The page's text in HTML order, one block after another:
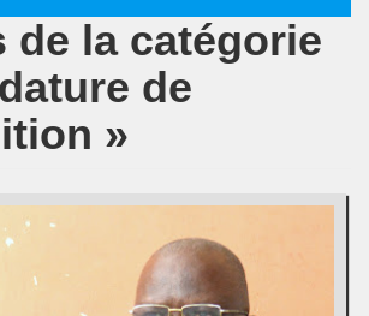
de la catégorie
de
»